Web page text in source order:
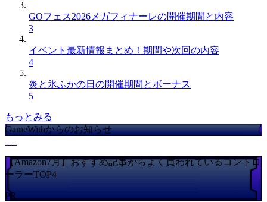
GOフェス2026メガフィナーレの開催期間と内容
3
イベント最新情報まとめ！期間や次回の内容
4
炎と氷ふかの日の開催期間とボーナス
5
もっとみる
GameWithからのお知らせ
【Amazon7月】おすすめ記事からよく買われているコントロ
ーラーTOP4
PR